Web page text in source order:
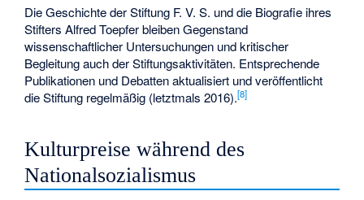
Die Geschichte der Stiftung F. V. S. und die Biografie ihres
Stifters Alfred Toepfer bleiben Gegenstand
wissenschaftlicher Untersuchungen und kritischer
Begleitung auch der Stiftungsaktivitäten. Entsprechende
Publikationen und Debatten aktualisiert und veröffentlicht
die Stiftung regelmäßig (letztmals 2016).[8]
Kulturpreise während des
Nationalsozialismus